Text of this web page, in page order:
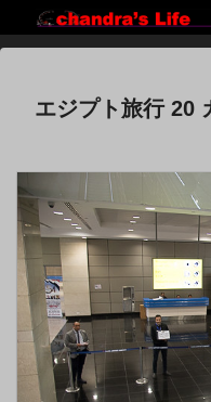
エジプト旅行 20